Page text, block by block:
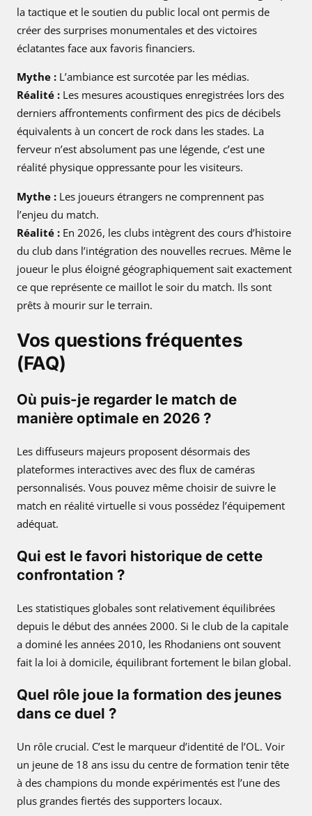
la tactique et le soutien du public local ont permis de
créer des surprises monumentales et des victoires
éclatantes face aux favoris financiers.
Mythe : L’ambiance est surcotée par les médias.
Réalité : Les mesures acoustiques enregistrées lors des
derniers affrontements confirment des pics de décibels
équivalents à un concert de rock dans les stades. La
ferveur n’est absolument pas une légende, c’est une
réalité physique oppressante pour les visiteurs.
Mythe : Les joueurs étrangers ne comprennent pas
l’enjeu du match.
Réalité : En 2026, les clubs intègrent des cours d’histoire
du club dans l’intégration des nouvelles recrues. Même le
joueur le plus éloigné géographiquement sait exactement
ce que représente ce maillot le soir du match. Ils sont
prêts à mourir sur le terrain.
Vos questions fréquentes
(FAQ)
Où puis-je regarder le match de
manière optimale en 2026 ?
Les diffuseurs majeurs proposent désormais des
plateformes interactives avec des flux de caméras
personnalisés. Vous pouvez même choisir de suivre le
match en réalité virtuelle si vous possédez l’équipement
adéquat.
Qui est le favori historique de cette
confrontation ?
Les statistiques globales sont relativement équilibrées
depuis le début des années 2000. Si le club de la capitale
a dominé les années 2010, les Rhodaniens ont souvent
fait la loi à domicile, équilibrant fortement le bilan global.
Quel rôle joue la formation des jeunes
dans ce duel ?
Un rôle crucial. C’est le marqueur d’identité de l’OL. Voir
un jeune de 18 ans issu du centre de formation tenir tête
à des champions du monde expérimentés est l’une des
plus grandes fiertés des supporters locaux.